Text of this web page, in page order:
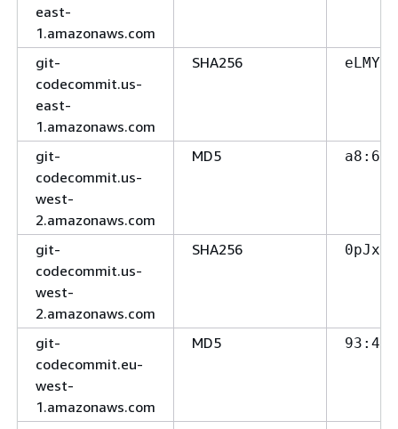
east-
1.amazonaws.com
git-
codecommit.us-
east-
1.amazonaws.com
SHA256
git-
codecommit.us-
west-
2.amazonaws.com
MD5
git-
codecommit.us-
west-
2.amazonaws.com
SHA256
git-
codecommit.eu-
west-
1.amazonaws.com
MD5